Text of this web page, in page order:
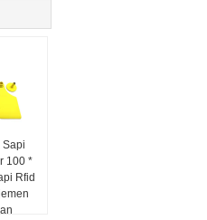
Sapi
100 *
Rfid